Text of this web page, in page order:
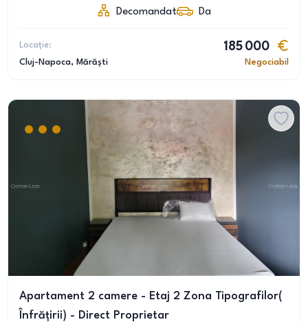
Decomandat
Da
Locație:
Cluj-Napoca, Mărăști
185 000
Negociabil
Apartament 2 camere - Etaj 2 Zona Tipografilor(
Înfrățirii) - Direct Proprietar